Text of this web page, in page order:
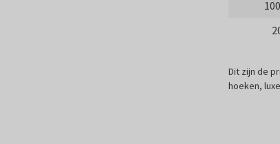
Dit zijn de
hoeken,